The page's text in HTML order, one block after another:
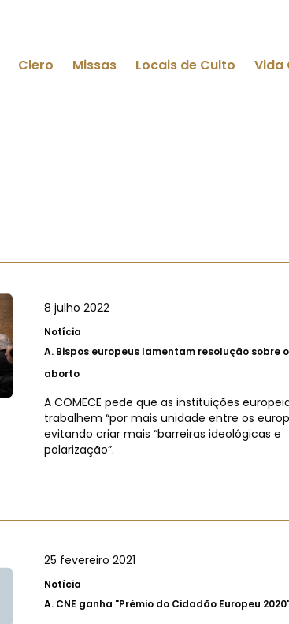
Clero Missas Locais de Culto Vida
8 julho 2022
Notícia
A. Bispos europeus lamentam resolução sobre o
aborto
A COMECE pede que as instituições
trabalhem “por mais unidade entre os
evitando criar mais “barreiras ideológicas e
polarização”.
25 fevereiro 2021
Notícia
A. CNE ganha "Prémio do Cidadão Europeu